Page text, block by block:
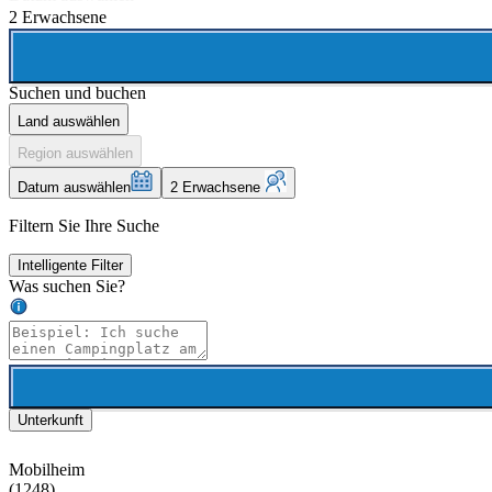
2 Erwachsene
Suchen und buchen
Land auswählen
Region auswählen
Datum auswählen 2 Erwachsene
Filtern Sie Ihre Suche
Intelligente Filter
Was suchen Sie?
Unterkunft
Mobilheim